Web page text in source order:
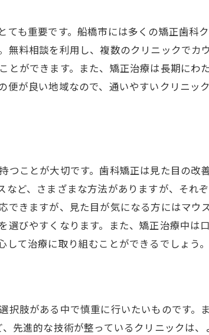
無料相談で確認すべき重要な質問
専門家によるカウンセリングの価値
治療計画の具体化を助ける無料相談
考慮すべき矯正治療のリスク
メリットを最大化する治療プラン
デメリットを最小限に抑えるための工夫
長期的な視点でのメリットの評価
無料相談で得られる貴重なアドバイス
治療効果を実感するためのポイント
船橋市での患者の声を参考にする
も重要です。船橋市には多くの矯正歯科
無料相談を利用し、複数のクリニックで
とができます。また、矯正治療は長期に
便が良い地域なので、通いやすいクリニッ
つことが大切です。歯科矯正は見た目の
など、さまざまな方法がありますが、それ
できますが、見た目が気になる方にはマウ
選びやすくなります。また、矯正治療中は
て治療に取り組むことができるでしょう。
肢がある中で慎重に行いたいものです。
先進的な技術が整っているクリニックは